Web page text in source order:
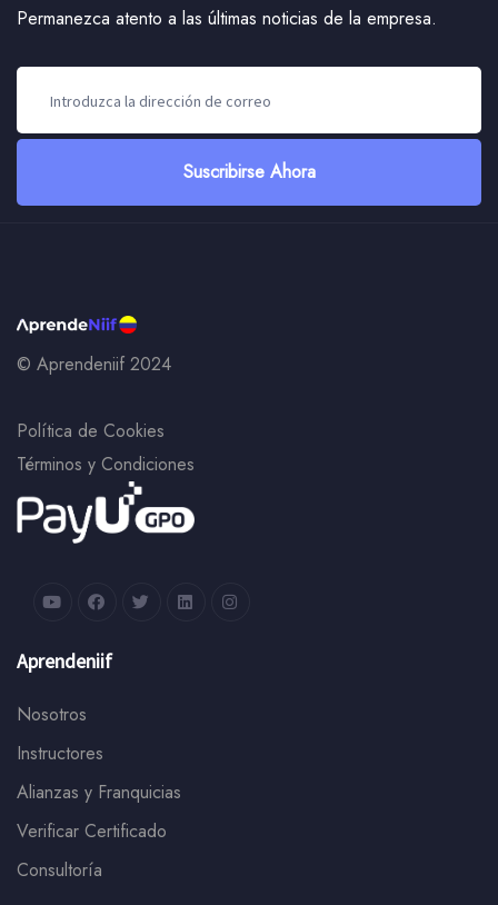
Permanezca atento a las últimas noticias de la empresa.
Suscribirse Ahora
© Aprendeniif 2024
Política de Cookies
Términos y Condiciones
Aprendeniif
Nosotros
Instructores
Alianzas y Franquicias
Verificar Certificado
Consultoría